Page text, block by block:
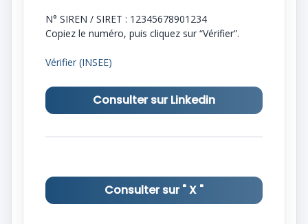
N° SIREN / SIRET : 12345678901234
Copiez le numéro, puis cliquez sur “Vérifier”.
Vérifier (INSEE)
Consulter sur Linkedin
Consulter sur " X "